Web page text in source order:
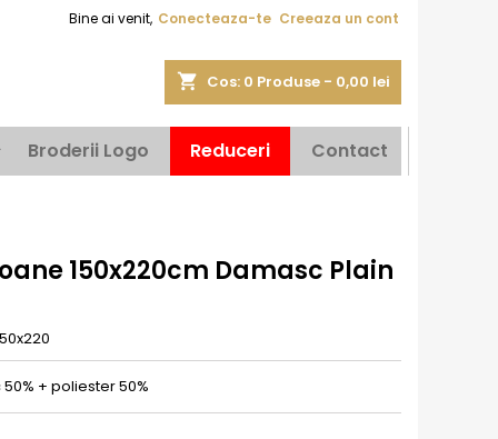
Bine ai venit, Conecteaza-te Creeaza un cont
shopping_cart Cos: 0 Produse - 0,00 lei
Broderii Logo Reduceri Contact
150x220cm Damasc Plain
+ poliester 50%